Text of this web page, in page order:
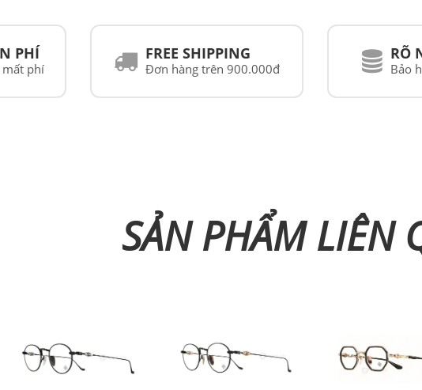
PHÍ
phí
FREE SHIPPING
Đơn hàng trên 900.000đ
RÕ
Bảo
SẢN PHẨM LIÊN